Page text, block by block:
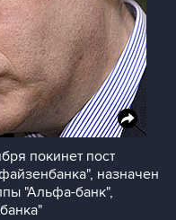
покинет пост
назначен
"Альфа-банк",